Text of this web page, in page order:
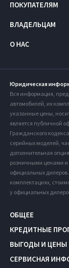
ПОКУПАТЕЛЯМ
ВЛАДЕЛЬЦАМ
О НАС
Юридическая
Вся информация,
автомобилей, их
указанные цены,
является публичной
Гражданского
серийных моделей,
дополнительная
розничными ценами и
официальных
комплектациях,
у официальных
ОБЩЕЕ
КРЕДИТНЫЕ
ВЫГОДЫ И ЦЕНЫ
СЕРВИСНАЯ